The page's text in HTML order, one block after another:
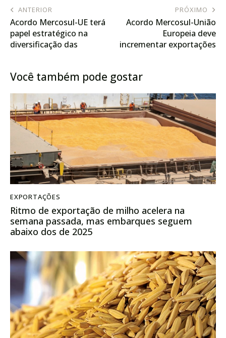
ANTERIOR
Acordo Mercosul-UE terá
papel estratégico na
diversificação das
PRÓXIMO
Acordo Mercosul-União
Europeia deve
incrementar exportações
Você também pode gostar
EXPORTAÇÕES
Ritmo de exportação de milho acelera na
semana passada, mas embarques seguem
abaixo dos de 2025